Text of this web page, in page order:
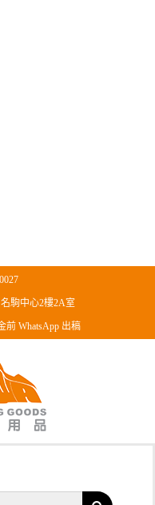
駒中心2樓2A室
前 WhatsApp 出稿
水晶座